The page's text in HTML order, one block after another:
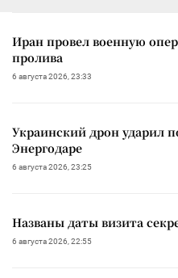
Иран провел военную
пролива
6 августа 2026, 23:33
Украинский дрон ударил
Энергодаре
6 августа 2026, 23:25
Названы даты визита
6 августа 2026, 22:55